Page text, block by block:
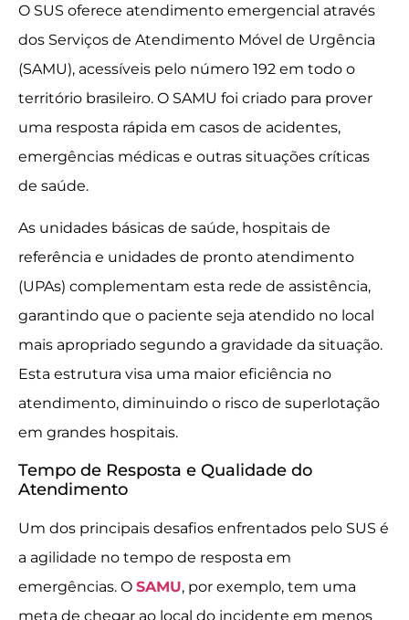
O SUS oferece atendimento emergencial através
dos Serviços de Atendimento Móvel de Urgência
(SAMU), acessíveis pelo número 192 em todo o
território brasileiro. O SAMU foi criado para prover
uma resposta rápida em casos de acidentes,
emergências médicas e outras situações críticas
de saúde.
As unidades básicas de saúde, hospitais de
referência e unidades de pronto atendimento
(UPAs) complementam esta rede de assistência,
garantindo que o paciente seja atendido no local
mais apropriado segundo a gravidade da situação.
Esta estrutura visa uma maior eficiência no
atendimento, diminuindo o risco de superlotação
em grandes hospitais.
Tempo de Resposta e Qualidade do
Atendimento
Um dos principais desafios enfrentados pelo SUS é
a agilidade no tempo de resposta em
emergências. O SAMU, por exemplo, tem uma
meta de chegar ao local do incidente em menos